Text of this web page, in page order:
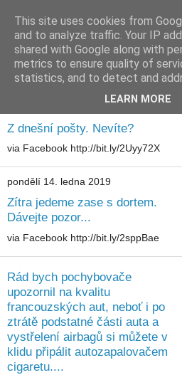
waldhans.cz
Kavárenský outdoor a
Z dnešní pošty. Nevíte?
via Facebook http://bit.ly/2Uyy72X
pondělí 14. ledna 2019
Zítra jedeme zase s dortem.
Dávejte pozor...
via Facebook http://bit.ly/2sppBae
Rád bych pochybovače
upozornil na kvalitu
francouzských aut, neboť i po
ztrátě podstatné části auta a
vystřelení airbagů si můžete v
klidu připálit autozapalovačem
cigaretu....
This site uses cookies from
and to analyze traffic. Your IP
shared with Google along with
metrics to ensure quality of
statistics, and to detect and
LEARN MORE